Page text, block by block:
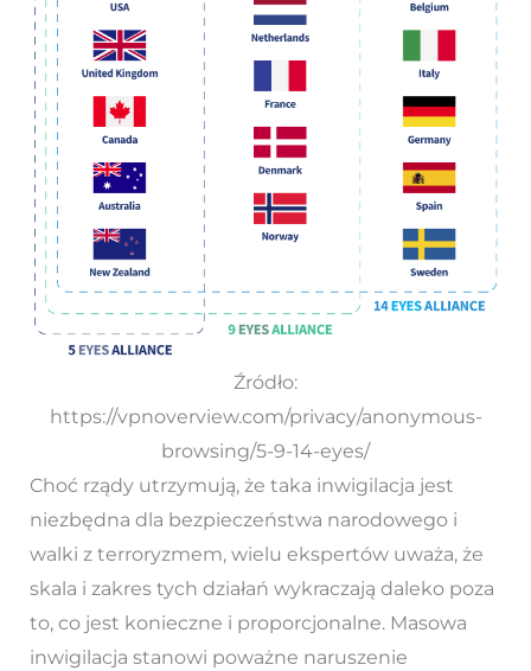
Źródło:
https://vpnoverview.com/privacy/anonymous-
browsing/5-9-14-eyes/
Choć rządy utrzymują, że taka inwigilacja jest
niezbędna dla bezpieczeństwa narodowego i
walki z terroryzmem, wielu ekspertów uważa, że
skala i zakres tych działań wykraczają daleko poza
to, co jest konieczne i proporcjonalne. Masowa
inwigilacja stanowi poważne naruszenie